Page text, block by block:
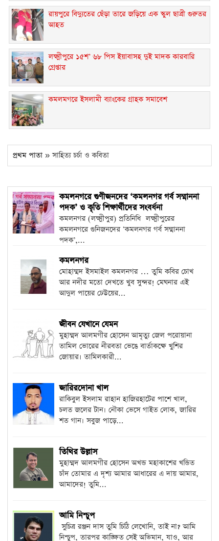
রায়পুরে বিদ্যুতের ছেঁড়া তারে জড়িয়ে এক স্কুল ছাত্রী গুরুতর
আহত
লক্ষ্মীপুরে ১৫শ’ ৬৮ পিস ইয়াবাসহ দুই মাদক কারবারি
গ্রেপ্তার
কমলমগরে ইসলামী ব্যাংকের গ্রাহক সমাবেশ ‎
প্রথম পাতা » সাহিত্য চর্চা ও কবিতা
কমলনগরে গুণীজনদের ‘কমলনগর গর্ব সম্মাননা
পদক’ ও কৃতি শিক্ষার্থীদের সংবর্ধনা ‎
কমলনগর (লক্ষ্মীপুর) প্রতিনিধি ‎ লক্ষ্মীপুরের
কমলনগরে গুনিজনদের ‘কমলনগর গর্ব সম্মাননা
পদক’,...
কমলনগর
মোহাম্মদ ইসমাইল কমলনগর … তুমি কবির চোখ
আর নদীর মতো দেখতে খুব সুন্দর! মেঘনার এই
আদুল পায়ের ঢেউয়ের...
জীবন যেখানে যেমন
মুহাম্মদ আলমগীর হোসেন আমৃত্যু জেল পরোয়ানা
তামিল ভোরের নীরবতা ভেঙে বার্তাকক্ষে খুশির
জোয়ার। তামিলকারী...
জারিরদোনা খাল
রাকিবুল ইসলাম রাহান হাজিরহাটের পাশে খাল,
চলত জলের টান। নৌকা ভেসে গাইত লোক, জারির
শত গান। সবুজ পাড়ে...
তিথির উল্লাস
মুহাম্মদ আলমগীর হোসেন অখন্ড মহাকাশের খন্ডিত
চাঁদ তোমার এ দৃশ্য আমার আধারের এ দায় আমার,
আমাদের! তুমি...
আমি নিশ্চুপ
সুচিত্র রঞ্জন দাস তুমি চিঠি লেখোনি, তাই না? আমি
নিশ্চুপ, তারপর কাঙ্ক্ষিত সেই অভিমান, যাও, আর